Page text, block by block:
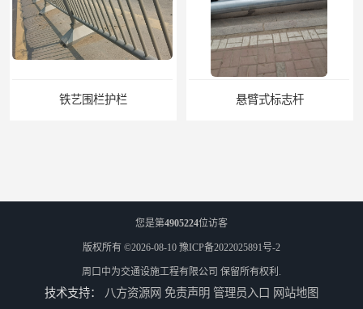
悬臂式标志杆 F型悬臂式交通标志杆
您是第4905224位访客
版权所有 ©2026-08-10 豫ICP备2022025891号-2
周口中为交通设施工程有限公司 保留所有权利.
技术支持： 八方资源网 免责声明 管理员入口 网站地图